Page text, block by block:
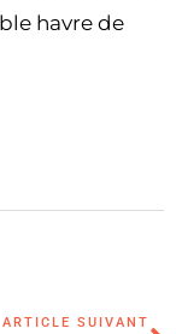
havre de
ARTICLE SUIVANT